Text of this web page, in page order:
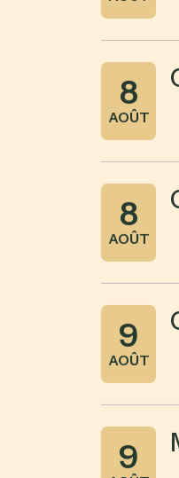
8
AOÛT
8
AOÛT
9
AOÛT
9